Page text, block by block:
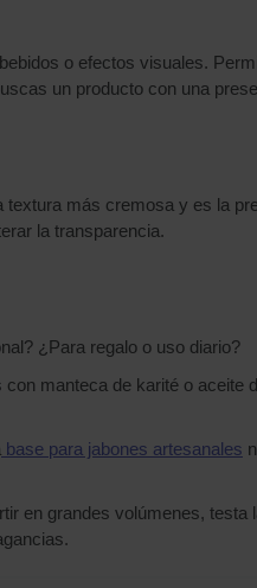
o efectos visuales.
un producto con una
más cremosa y es la
la transparencia.
¿Para regalo o uso diario?
con manteca de karité o aceite
base para jabones artesanales
en grandes volúmenes, testa